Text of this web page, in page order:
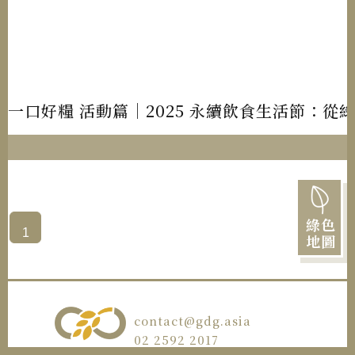
綠色
地圖
一口好糧 活動篇｜2025 永續飲食生活節：從
1
contact@gdg.asia
02 2592 2017